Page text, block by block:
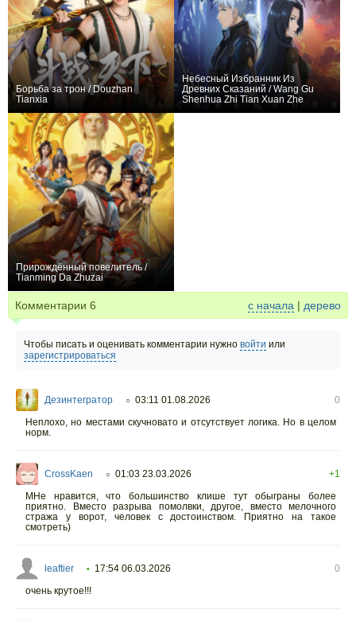
Борьба за трон / Douzhan
Tianxia
Небесный Избранник Из
Древних Сказаний / Wang Gu
Shenhua Zhi Tian Xuan Zhe
Прирождённый повелитель /
Tianming Da Zhuzai
Комментарии 6 с начала | дерево
Чтобы писать и оценивать комментарии нужно войти или
зарегистрироваться
Дезинтегратор ○ 03:11 01.08.2026
0
Неплохо, но местами скучновато и отсутствует логика. Но в целом
норм.
CrossKaen ○ 01:03 23.03.2026
+1
МНе нравится, что большинство клише тут обыграны более
приятно. Вместо разрыва помолвки, другое, вместо мелочного
стража у ворот, человек с достоинством. Приятно на такое
смотреть)
leaftier • 17:54 06.03.2026
0
очень крутое!!!